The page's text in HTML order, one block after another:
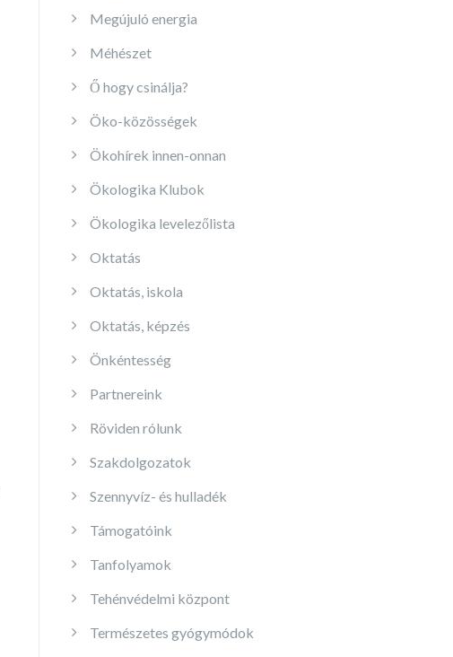
Megújuló energia
Méhészet
Ő hogy csinálja?
Öko-közösségek
Ökohírek innen-onnan
Ökologika Klubok
Ökologika levelezőlista
Oktatás
Oktatás, iskola
Oktatás, képzés
Önkéntesség
Partnereink
Röviden rólunk
Szakdolgozatok
Szennyvíz- és hulladék
Támogatóink
Tanfolyamok
Tehénvédelmi központ
Természetes gyógymódok